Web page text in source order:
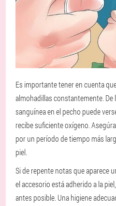
Es importante tener en cuenta
almohadillas constantemente.
sanguínea en el pecho puede
recibe suficiente oxígeno.
por un período de tiempo más
piel.
Si de repente notas que aparece
el accesorio está adherido a la
antes posible. Una higiene